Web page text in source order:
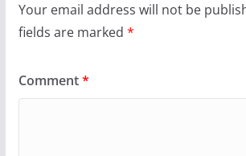
Your email address will not be
fields are marked *
Comment*